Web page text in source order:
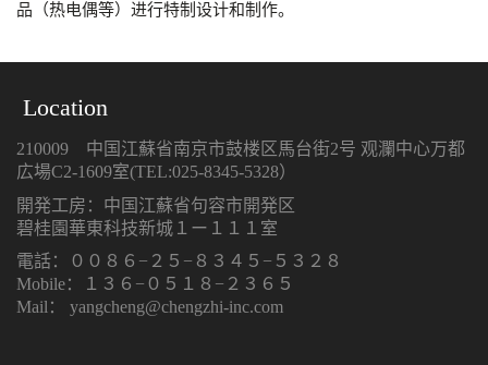
品（热电偶等）进行特制设计和制作。
Location
210009 中国江蘇省南京市鼓楼区馬台街2号 观瀾中心万都
広場C2-1609室(TEL:025-8345-5328）
開発工房：中国江蘇省句容市開発区
碧桂園華東科技新城１ー１１１室
電話：００８６−２５−８３４５−５３２８
Mobile：１３６−０５１８−２３６５
Mail： yangcheng@chengzhi-inc.com